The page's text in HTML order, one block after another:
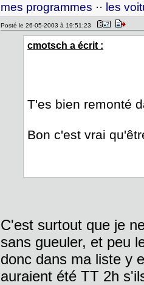
mes programmes ·· les
Posté le 26-05-2003 à 19:51:23
cmotsch a écrit :
T'es bien remonté
Bon c'est vrai
C'est surtout que je
sans gueuler, et peu
donc dans ma liste y
auraient été TT 2h